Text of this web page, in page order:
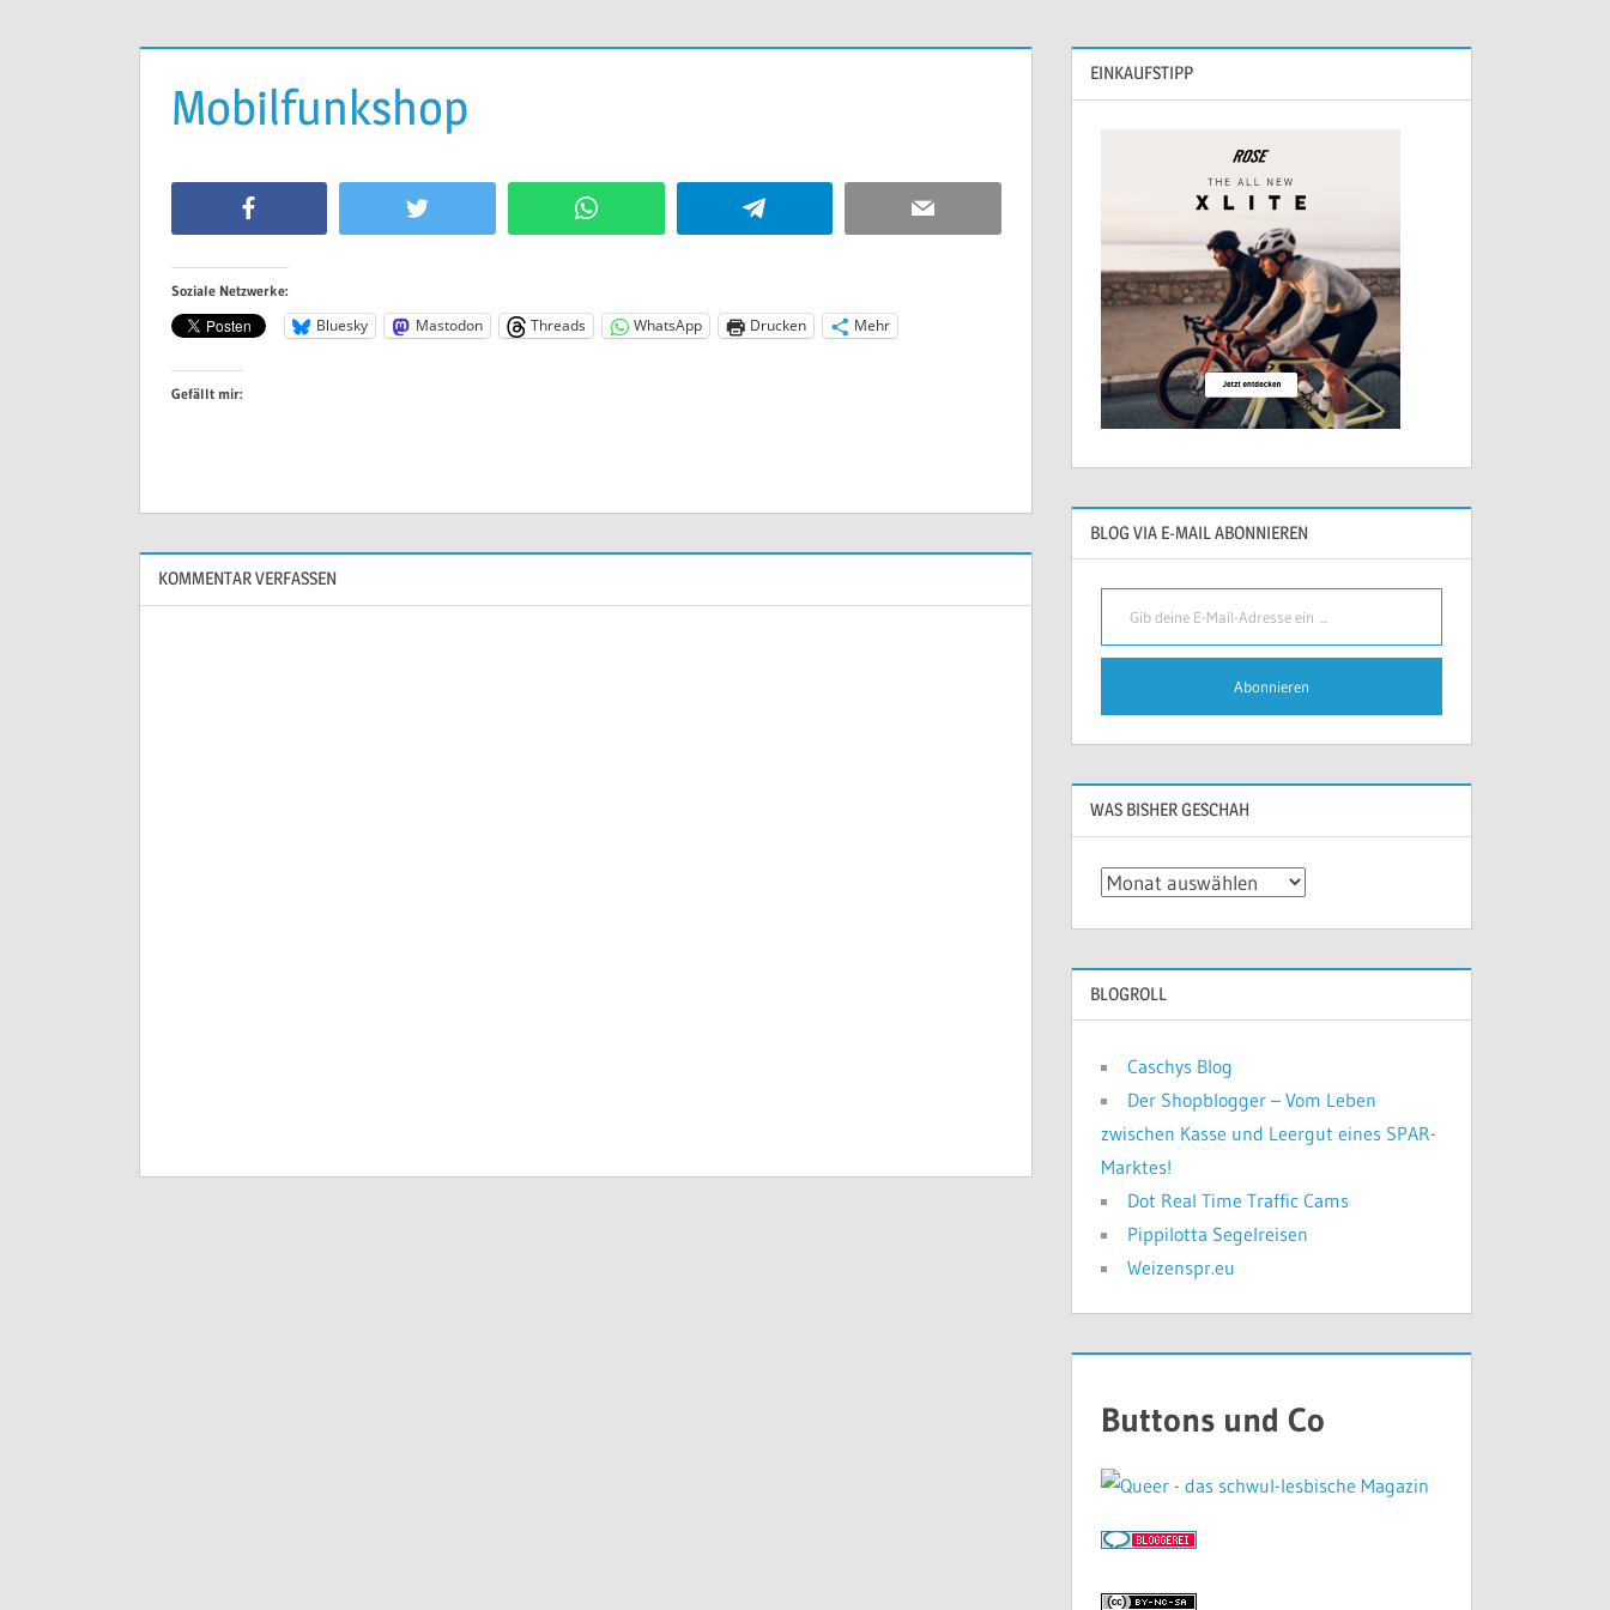
Mobilfunkshop
Twitter WhatsApp Telegram Email
Soziale Netzwerke:
Bluesky Mastodon Threads WhatsApp Drucken Mehr
Gefällt mir:
KOMMENTAR VERFASSEN
EINKAUFSTIPP
BLOG VIA E-MAIL ABONNIEREN
Gib deine E-Mail-Adresse ein ...
Abonnieren
WAS BISHER GESCHAH
Was
BLOGROLL
Caschys Blog
Der Shopblogger – Vom Leben
zwischen Kasse und Leergut eines SPAR-
Marktes!
Dot Real Time Traffic Cams
Pippilotta Segelreisen
Weizenspr.eu
Buttons und Co